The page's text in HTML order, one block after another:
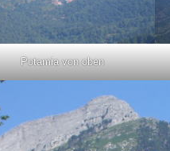
Potamia von oben